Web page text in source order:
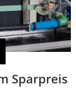
Sparpreis